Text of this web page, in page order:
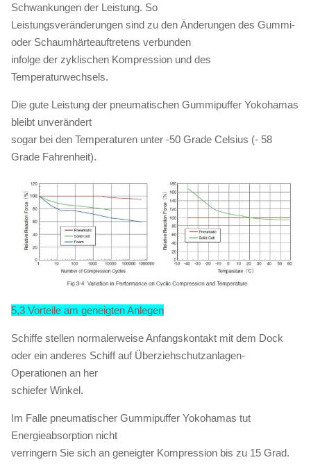
Schwankungen der Leistung. So
Leistungsveränderungen sind zu den Änderungen des Gummi-
oder Schaumhärteauftretens verbunden
infolge der zyklischen Kompression und des
Temperaturwechsels.
Die gute Leistung der pneumatischen Gummipuffer Yokohamas
bleibt unverändert
sogar bei den Temperaturen unter -50 Grade Celsius (- 58
Grade Fahrenheit).
5,3 Vorteile am geneigten Anlegen
Schiffe stellen normalerweise Anfangskontakt mit dem Dock
oder ein anderes Schiff auf Überziehschutzanlagen-
Operationen an her
schiefer Winkel.
Im Falle pneumatischer Gummipuffer Yokohamas tut
Energieabsorption nicht
verringern Sie sich an geneigter Kompression bis zu 15 Grad.